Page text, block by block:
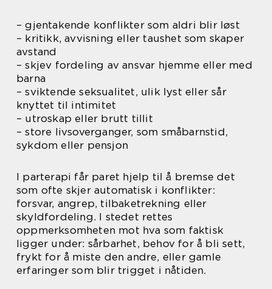
– gjentakende konflikter som aldri blir løst
– kritikk, avvisning eller taushet som skaper
avstand
– skjev fordeling av ansvar hjemme eller med
barna
– sviktende seksualitet, ulik lyst eller sår
knyttet til intimitet
– utroskap eller brutt tillit
– store livsoverganger, som småbarnstid,
sykdom eller pensjon
I parterapi får paret hjelp til å bremse det
som ofte skjer automatisk i konflikter:
forsvar, angrep, tilbaketrekning eller
skyldfordeling. I stedet rettes
oppmerksomheten mot hva som faktisk
ligger under: sårbarhet, behov for å bli sett,
frykt for å miste den andre, eller gamle
erfaringer som blir trigget i nåtiden.